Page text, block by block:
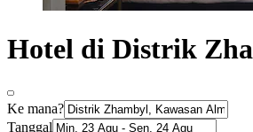
Hotel di Distrik
Ke mana?
Tanggal